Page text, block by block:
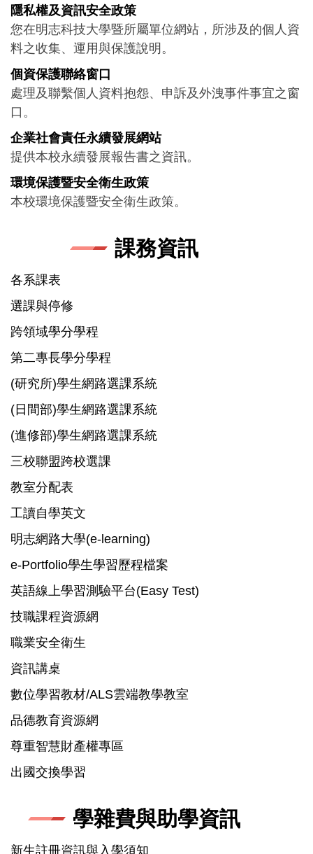
隱私權及資訊安全政策
您在明志科技大學暨所屬單位網站，所涉及的個人資
料之收集、運用與保護說明。
個資保護聯絡窗口
處理及聯繫個人資料抱怨、申訴及外洩事件事宜之窗
口。
企業社會責任永續發展網站
提供本校永續發展報告書之資訊。
環境保護暨安全衛生政策
本校環境保護暨安全衛生政策。
課務資訊
各系課表
選課與停修
跨領域學分學程
第二專長學分學程
(研究所)學生網路選課系統
(日間部)學生網路選課系統
(進修部)學生網路選課系統
三校聯盟跨校選課
教室分配表
工讀自學英文
明志網路大學(e-learning)
e-Portfolio學生學習歷程檔案
英語線上學習測驗平台(Easy Test)
技職課程資源網
職業安全衛生
資訊講桌
數位學習教材/ALS雲端教學教室
品德教育資源網
尊重智慧財產權專區
出國交換學習
學雜費與助學資訊
新生註冊資訊與入學須知